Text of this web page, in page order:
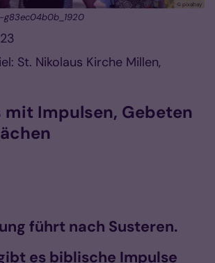
© pixabay
St. Nikolaus Kirche Millen,
mit Impulsen, Gebeten
führt nach Susteren.
es biblische Impulse